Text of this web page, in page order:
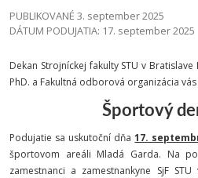
PUBLIKOVANÉ 3. september 2025
DÁTUM PODUJATIA: 17. september 2025
Dekan Strojníckej fakulty STU v
PhD. a Fakultná odborová organizácia
Športový
Podujatie sa uskutoční dňa17.
športovom areáli Mladá Garda. Na
zamestnanci a zamestnankyne SjF